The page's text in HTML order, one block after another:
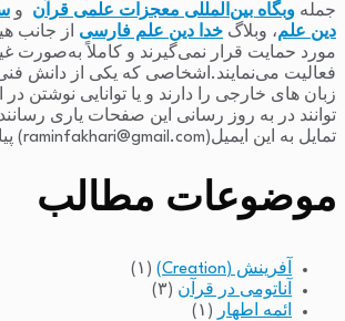
جمله وبگاه بین‌المللی معجزات علمی قرآن و
دین علم، وبلاگ خدا دین علم فارسی از جانب
مورد حمایت قرار نمی‌گیرند و کاملاً به‌صورت
فعالیت می‌نمایند.اشخاصی که یکی از دانش
زبان های خارجی را دارند و یا توانایی نوشتن
توانند در به روز رسانی این صفحات یاری
تمایل به این ایمیل(raminfakhari@gmail.com) پیام بدهند.
موضوعات مطالب
آفرینش (Creation)
(۱)
آناتومی در قرآن (۳)
ائمه اطهار
(۱)